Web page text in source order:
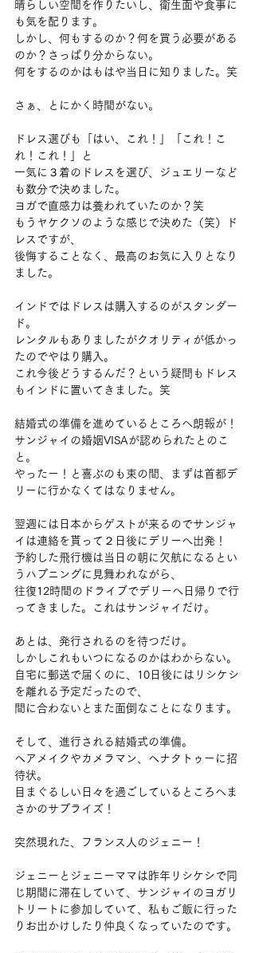
晴らしい空間を作りたいし、衛生面や食事に
も気を配ります。
しかし、何もするのか？何を買う必要がある
のか？さっぱり分からない。
何をするのかはもはや当日に知りました。笑
さぁ、とにかく時間がない。
ドレス選びも「はい、これ！」「これ！こ
れ！これ！」と
一気に３着のドレスを選び、ジュエリーなど
も数分で決めました。
ヨガで直感力は養われていたのか？笑
もうヤケクソのような感じで決めた（笑）ド
レスですが、
後悔することなく、最高のお気に入りとなり
ました。
インドではドレスは購入するのがスタンダー
ド。
レンタルもありましたがクオリティが低かっ
たのでやはり購入。
これ今後どうするんだ？という疑問もドレス
もインドに置いてきました。笑
結婚式の準備を進めているところへ朗報が！
サンジャイの婚姻VISAが認められたとのこ
と。
やったー！と喜ぶのも束の間、まずは首都デ
リーに行かなくてはなりません。
翌週には日本からゲストが来るのでサンジャ
イは連絡を貰って２日後にデリーへ出発！
予約した飛行機は当日の朝に欠航になるとい
うハプニングに見舞われながら、
往復12時間のドライブでデリーへ日帰りで行
ってきました。これはサンジャイだけ。
あとは、発行されるのを待つだけ。
しかしこれもいつになるのかはわからない。
自宅に郵送で届くのに、10日後にはリシケシ
を離れる予定だったので、
間に合わないとまた面倒なことになります。
そして、進行される結婚式の準備。
ヘアメイクやカメラマン、ヘナタトゥーに招
待状。
目まぐるしい日々を過ごしているところへま
さかのサプライズ！
突然現れた、フランス人のジェニー！
ジェニーとジェニーママは昨年リシケシで同
じ期間に滞在していて、サンジャイのヨガリ
トリートに参加していて、私もご飯に行った
りお出かけしたり仲良くなっていたのです。